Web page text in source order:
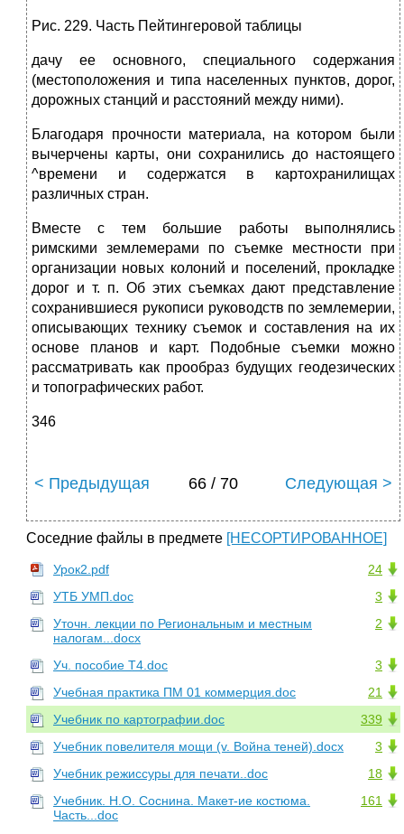
Рис. 229. Часть Пейтингеровой таблицы
дачу ее основного, специального содержания
(местоположения и типа населенных пунктов, дорог,
дорожных станций и расстояний между ними).
Благодаря прочности материала, на котором были
вычерчены карты, они сохранились до настоящего
^времени и содержатся в картохранилищах
различных стран.
Вместе с тем большие работы выполнялись
римскими земле­мерами по съемке местности при
организации новых колоний и по­селений, прокладке
дорог и т. п. Об этих съемках дают представле­ние
сохранившиеся рукописи руководств по землемерии,
описываю­щих технику съемок и составления на их
основе планов и карт. По­добные съемки можно
рассматривать как прообраз будущих геодези­ческих
и топографических работ.
346
< Предыдущая 66 / 70 Следующая >
Соседние файлы в предмете [НЕСОРТИРОВАННОЕ]
24
Урок2.pdf
3
УТБ УМП.doc
2
Уточн. лекции по Региональным и местным
налогам...docx
3
Уч. пособие Т4.doc
21
Учебная практика ПМ 01 коммерция.doc
339
Учебник по картографии.doc
3
Учебник повелителя мощи (v. Война теней).docx
18
Учебник режиссуры для печати..doc
161
Учебник. Н.О. Соснина. Макет-ие костюма.
Часть...doc